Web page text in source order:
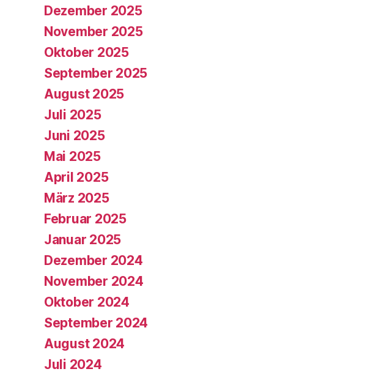
Dezember 2025
November 2025
Oktober 2025
September 2025
August 2025
Juli 2025
Juni 2025
Mai 2025
April 2025
März 2025
Februar 2025
Januar 2025
Dezember 2024
November 2024
Oktober 2024
September 2024
August 2024
Juli 2024